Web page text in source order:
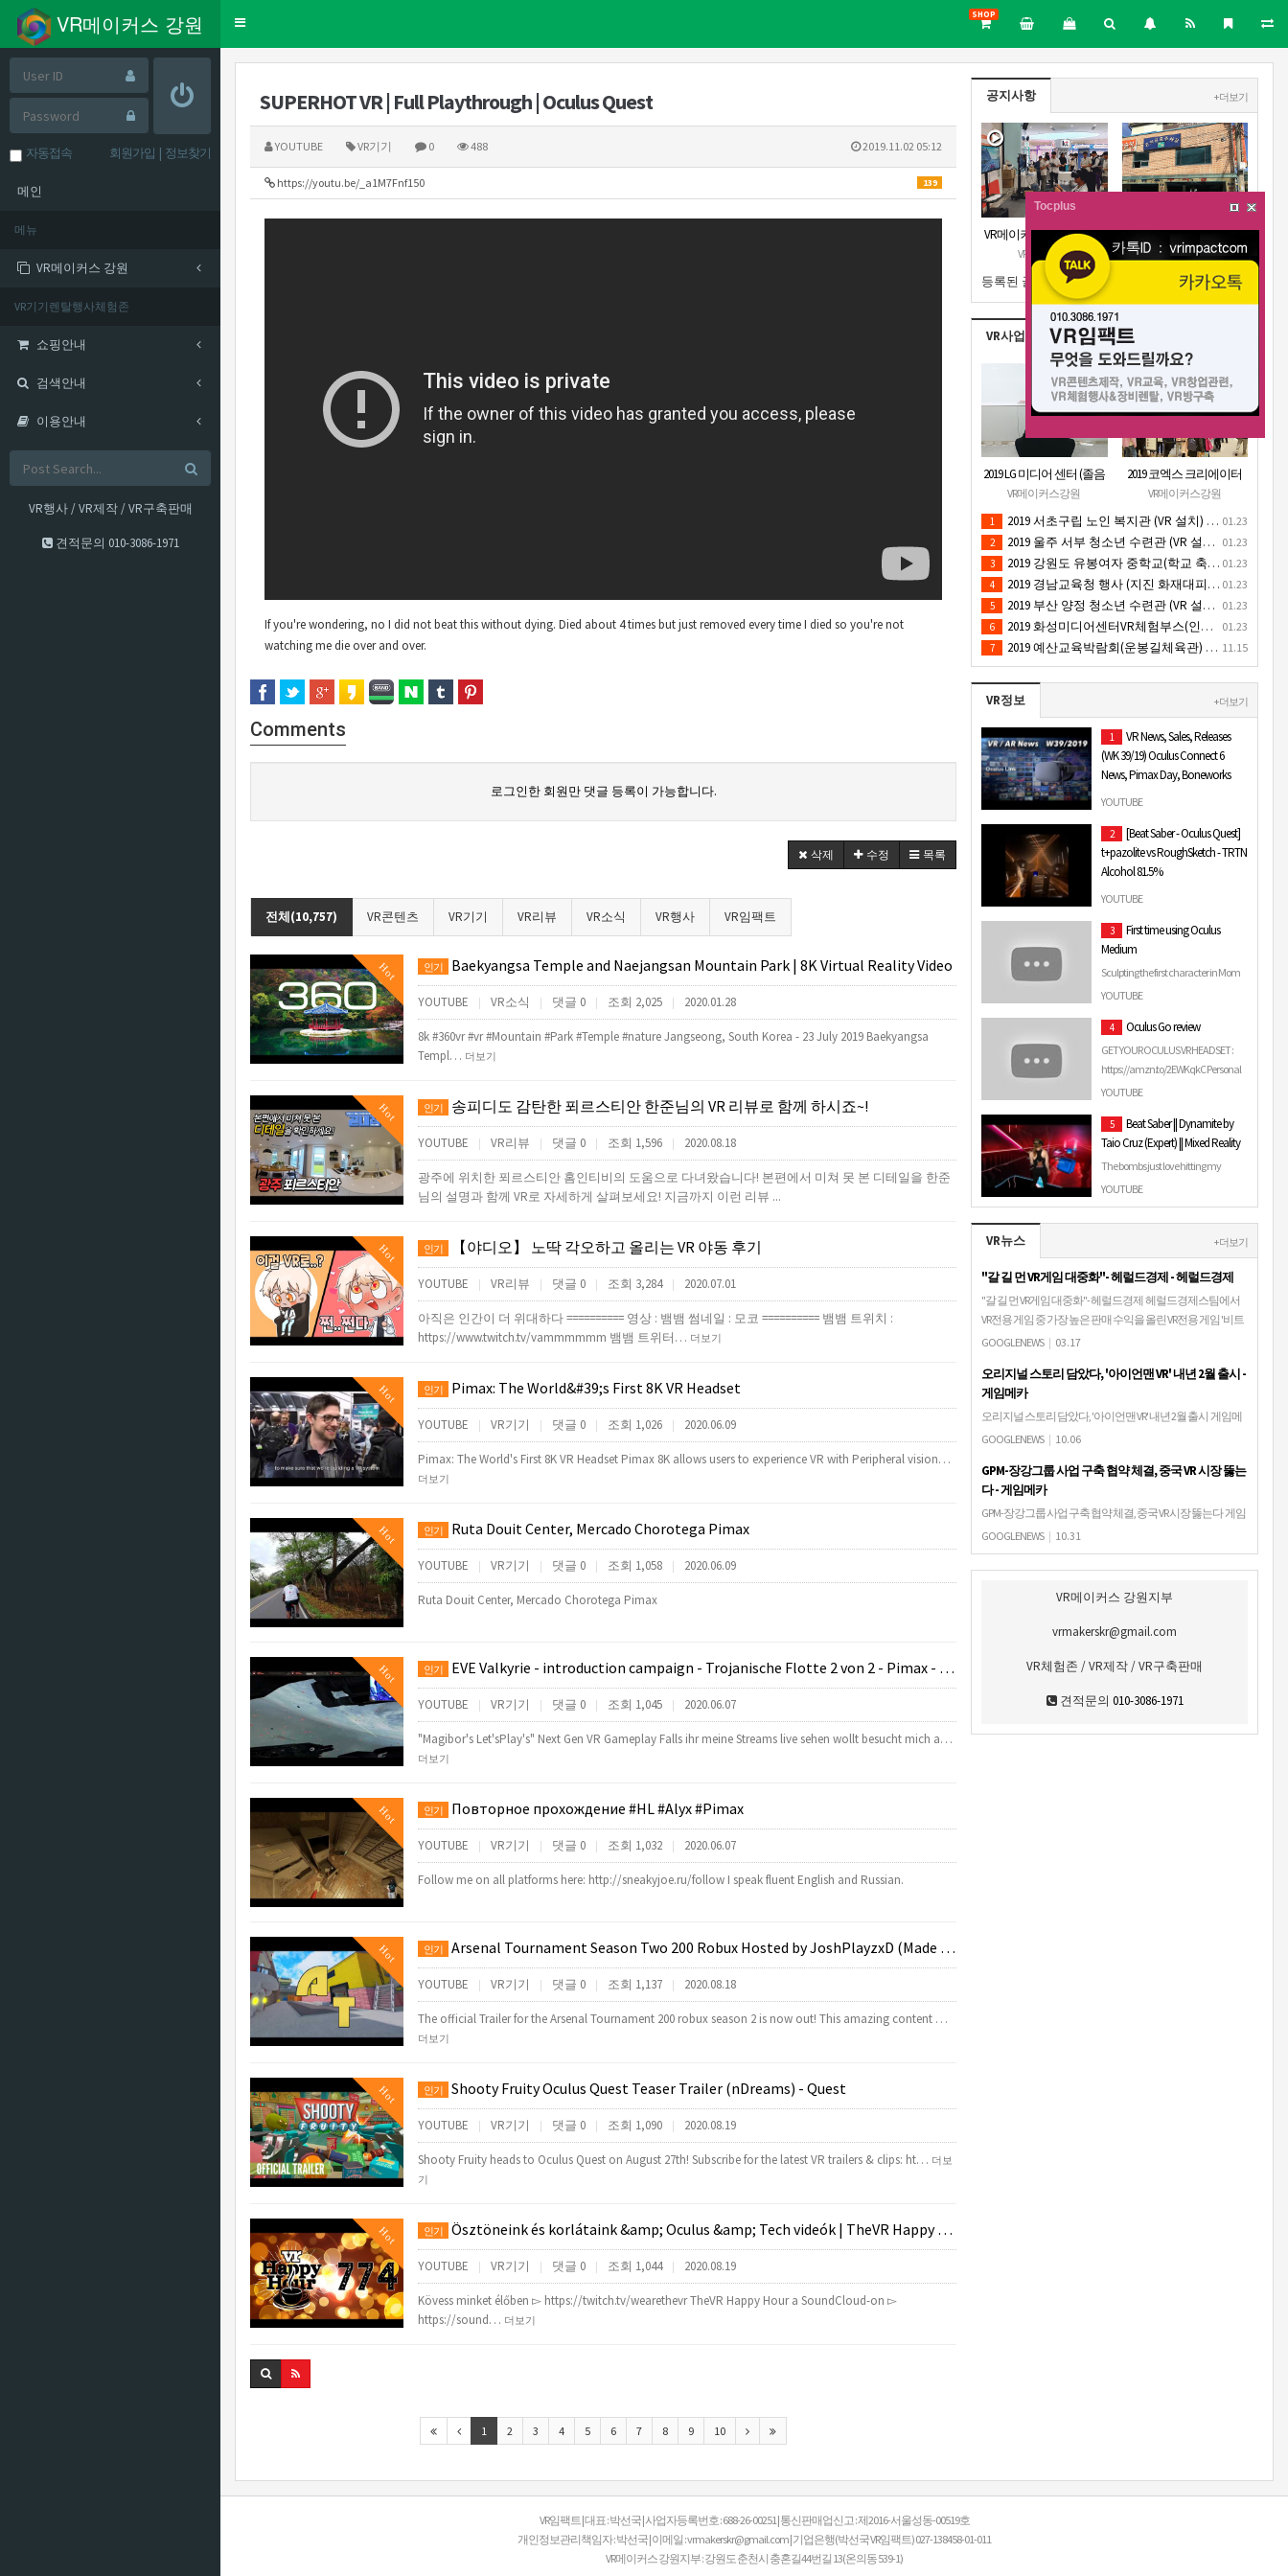
VR메이커스 강원
Toggle
SHOP
자동접속 회원가입 | 정보찾기
메인
메뉴
VR메이커스 강원
VR기기렌탈행사체험존
쇼핑안내
검색안내
이용안내
VR행사 / VR제작 / VR구축판매
견적문의 010-3086-1971
SUPERHOT VR | Full Playthrough | Oculus Quest
YOUTUBE VR기기 0 488 2019.11.02 05:12
139
https://youtu.be/_a1M7Fnf150
If you're wondering, no I did not beat this without dying. Died about 4 times but just removed every time I died so you're not
watching me die over and over.
Comments
로그인한 회원만 댓글 등록이 가능합니다.
삭제 수정 목록
전체(10,757) VR콘텐츠 VR기기 VR리뷰 VR소식 VR행사 VR임팩트
Hot 인기 Baekyangsa Temple and Naejangsan Mountain Park | 8K Virtual Reality Video
YOUTUBE | VR소식 | 댓글 0 | 조회 2,025 | 2020.01.28
8k #360vr #vr #Mountain #Park #Temple #nature Jangseong, South Korea - 23 July 2019 Baekyangsa
Templ… 더보기
Hot 인기 송피디도 감탄한 푀르스티안 한준님의 VR 리뷰로 함께 하시죠~!
YOUTUBE | VR리뷰 | 댓글 0 | 조회 1,596 | 2020.08.18
광주에 위치한 푀르스티안 홈인티비의 도움으로 다녀왔습니다! 본편에서 미쳐 못 본 디테일을 한준
님의 설명과 함께 VR로 자세하게 살펴보세요! 지금까지 이런 리뷰 ...
Hot 인기 【야디오】 노딱 각오하고 올리는 VR 야동 후기
YOUTUBE | VR리뷰 | 댓글 0 | 조회 3,284 | 2020.07.01
아직은 인간이 더 위대하다 ========== 영상 : 뱀뱀 썸네일 : 모코 ========== 뱀뱀 트위치 :
https://www.twitch.tv/vammmmmm 뱀뱀 트위터… 더보기
Hot 인기 Pimax: The World&#39;s First 8K VR Headset
YOUTUBE | VR기기 | 댓글 0 | 조회 1,026 | 2020.06.09
Pimax: The World's First 8K VR Headset Pimax 8K allows users to experience VR with Peripheral vision…
더보기
Hot 인기 Ruta Douit Center, Mercado Chorotega Pimax
YOUTUBE | VR기기 | 댓글 0 | 조회 1,058 | 2020.06.09
Ruta Douit Center, Mercado Chorotega Pimax
Hot 인기 EVE Valkyrie - introduction campaign - Trojanische Flotte 2 von 2 - Pimax - HOTAS Warthog
YOUTUBE | VR기기 | 댓글 0 | 조회 1,045 | 2020.06.07
"Magibor's Let'sPlay's" Next Gen VR Gameplay Falls ihr meine Streams live sehen wollt besucht mich a…
더보기
Hot 인기 Повторное прохождение #HL #Alyx #Pimax
YOUTUBE | VR기기 | 댓글 0 | 조회 1,032 | 2020.06.07
Follow me on all platforms here: http://sneakyjoe.ru/follow I speak fluent English and Russian.
Hot 인기 Arsenal Tournament Season Two 200 Robux Hosted by JoshPlayzxD (Made by MixedReality)
YOUTUBE | VR기기 | 댓글 0 | 조회 1,137 | 2020.08.18
The official Trailer for the Arsenal Tournament 200 robux season 2 is now out! This amazing content …
더보기
Hot 인기 Shooty Fruity Oculus Quest Teaser Trailer (nDreams) - Quest
YOUTUBE | VR기기 | 댓글 0 | 조회 1,090 | 2020.08.19
Shooty Fruity heads to Oculus Quest on August 27th! Subscribe for the latest VR trailers & clips: ht… 더보
기
Hot 인기 Ösztöneink és korlátaink &amp; Oculus &amp; Tech videók | TheVR Happy Hour #774 - 08.19.
YOUTUBE | VR기기 | 댓글 0 | 조회 1,044 | 2020.08.19
Kövess minket élőben ▻ https://twitch.tv/wearethevr TheVR Happy Hour a SoundCloud-on ▻
https://sound… 더보기
1 2 3 4 5 6 7 8 9 10
공지사항 + 더보기
VR메이커스 강원지부 오
픈 공고
VR메이커스
강원지부 근처 주차장안
내
VR메이커스
등록된 글이 없습니다.
VR사업실적
2019 LG 미디어 센터 (졸음
운전/ 음주운전 체험 행
사) VR 체험 - VR 렌탈대여
행사
VR메이커스강원
2019 코엑스 크리에이터
페스티벌 VR체험 부스 (인
기 VR 체험) - VR렌탈대여
행사
VR메이커스강원
01.23
1 2019 서초구립 노인 복지관 (VR 설치) - VR 구축 판매
01.23
2 2019 울주 서부 청소년 수련관 (VR 설치) - VR 구축 판매
01.23
3 2019 강원도 유봉여자 중학교(학교 축제 행사 / 인기 VR 컨텐츠 ) - VR렌탈대여 행사
01.23
4 2019 경남교육청 행사 (지진 화재대피 / VR 체험) _ VR 렌탈대여행사
01.23
5 2019 부산 양정 청소년 수련관 (VR 설치) - VR구축 판매
01.23
6 2019 화성미디어센터VR체험부스(인기4D 시뮬레이터 체험)-VR렌탈대여 행사
11.15
7 2019 예산교육박람회(운봉길체육관) VR체험부스(직업진로체험 / 인기VR체험)-VR렌탈대여행사
VR정보 + 더보기
1
VR News, Sales, Releases
(WK 39/19) Oculus Connect 6
News, Pimax Day, Boneworks
Weekly News unter anderem um
Oculus Connect 6 News, Pimax Day,
Boneworks Quest und …
YOUTUBE
2
[Beat Saber - Oculus Quest]
t+pazolite vs RoughSketch - TRTN
Alcohol 81.5%
Beatmap Download:
My scoresaber profile:
https://scoresaber.com/u/2294215457332571
Ve…
YOUTUBE
3
First time using Oculus
Medium
Sculpting the first character in Mom
Took My Monster Manual, my new
http://instagram.com/mom.took.my.mons…
YOUTUBE
4 Oculus Go review
GET YOUR OCULUS VR HEADSET :
https://amzn.to/2EWKqkC Personal
Viewing: The littlest big screen.
YOUTUBE
5
Beat Saber || Dynamite by
Taio Cruz (Expert) || Mixed Reality
The bombs just love hitting my
sabers ;P T-Shirt Giveaway (Twitch
subs get 2x odds): ...
YOUTUBE
VR뉴스 + 더보기
"갈 길 먼 VR게임 대중화"- 헤럴드경제 - 헤럴드경제
"갈 길 먼 VR게임 대중화"- 헤럴드경제 헤럴드경제스팀에서
VR전용 게임 중 가장 높은 판매 수익을 올린 VR전용 게임 '비트
세이버' [출처=비트게임즈]-VR게임 전체 게임의 5.36%그쳐,
GOOGLENEWS | 03.17
오리지널 스토리 담았다, '아이언맨 VR' 내년 2월 출시 -
게임메카
오리지널 스토리 담았다, '아이언맨 VR' 내년 2월 출시 게임메
카
GOOGLENEWS | 10.06
GPM-장강그룹 사업 구축 협약 체결, 중국 VR 시장 뚫는
다 - 게임메카
GPM-장강그룹 사업 구축 협약 체결, 중국 VR 시장 뚫는다 게임
메카
GOOGLENEWS | 10.31
VR메이커스 강원지부
vrmakerskr@gmail.com
VR체험존 / VR제작 / VR구축판매
견적문의 010-3086-1971
VR임팩트 | 대표 : 박선국 | 사업자등록번호 : 688-26-00251 | 통신판매업신고 : 제2016-서울성동-00519호
개인정보관리책임자 : 박선국 | 이메일 : vrmakerskr@gmail.com | 기업은행(박선국 VR임팩트) 027-138458-01-011
VR메이커스 강원지부 : 강원도 춘천시 충혼길44번길 13(온의동 539-1)
Tocplus